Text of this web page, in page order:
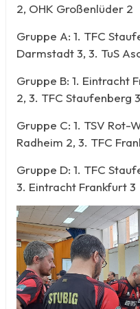
2, OHK Großenlüder 2
Gruppe A: 1. TFC
Darmstadt 3, 3. TuS
Gruppe B: 1. Eintracht
2, 3. TFC Staufenberg 3
Gruppe C: 1. TSV Rot-
Radheim 2, 3. TFC
Gruppe D: 1. TFC
3. Eintracht Frankfurt 3